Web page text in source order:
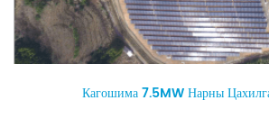
Кагошима 7.5MW Нарны